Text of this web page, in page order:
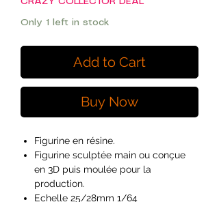
Only 1 left in stock
Add to Cart
Buy Now
Figurine en résine.
Figurine sculptée main ou conçue
en 3D puis moulée pour la
production.
Echelle 25/28mm 1/64